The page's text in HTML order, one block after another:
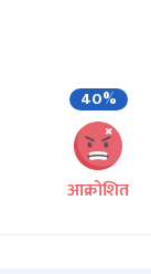
40%
आक्रोशित